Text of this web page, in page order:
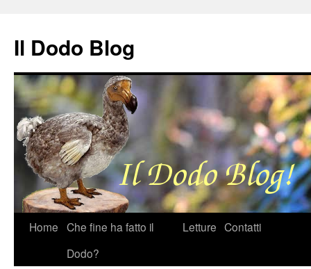
Il Dodo Blog
VaiHome Che fine ha fatto il
Dodo?
Letture Contatti